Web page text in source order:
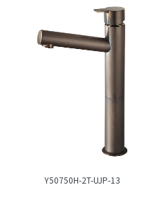
Y50750H-2T-UJP-13